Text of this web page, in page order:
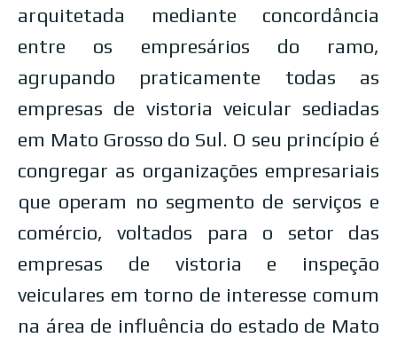
arquitetada mediante concordância
entre os empresários do ramo,
agrupando praticamente todas as
empresas de vistoria veicular sediadas
em Mato Grosso do Sul. O seu princípio é
congregar as organizações empresariais
que operam no segmento de serviços e
comércio, voltados para o setor das
empresas de vistoria e inspeção
veiculares em torno de interesse comum
na área de influência do estado de Mato